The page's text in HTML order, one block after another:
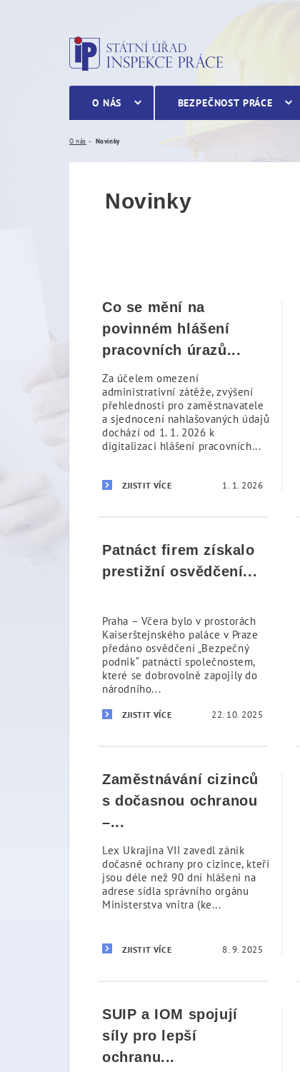
O NÁS BEZPEČNOST PRÁCE
O nás Novinky
Novinky
Co se mění na
povinném hlášení
pracovních úrazů...
Za účelem omezení
administrativní zátěže, zvýšení
přehlednosti pro zaměstnavatele
a sjednocení nahlašovaných údajů
dochází od 1. 1. 2026 k
digitalizaci hlášení pracovních...
ZJISTIT VÍCE 1. 1. 2026
Patnáct firem získalo
prestižní osvědčení...
Praha – Včera bylo v prostorách
Kaiserštejnského paláce v Praze
předáno osvědčení „Bezpečný
podnik“ patnácti společnostem,
které se dobrovolně zapojily do
národního...
ZJISTIT VÍCE 22. 10. 2025
Zaměstnávání cizinců
s dočasnou ochranou
–...
Lex Ukrajina VII zavedl zánik
dočasné ochrany pro cizince, kteří
jsou déle než 90 dní hlášeni na
adrese sídla správního orgánu
Ministerstva vnitra (ke...
ZJISTIT VÍCE 8. 9. 2025
SUIP a IOM spojují
síly pro lepší
ochranu...